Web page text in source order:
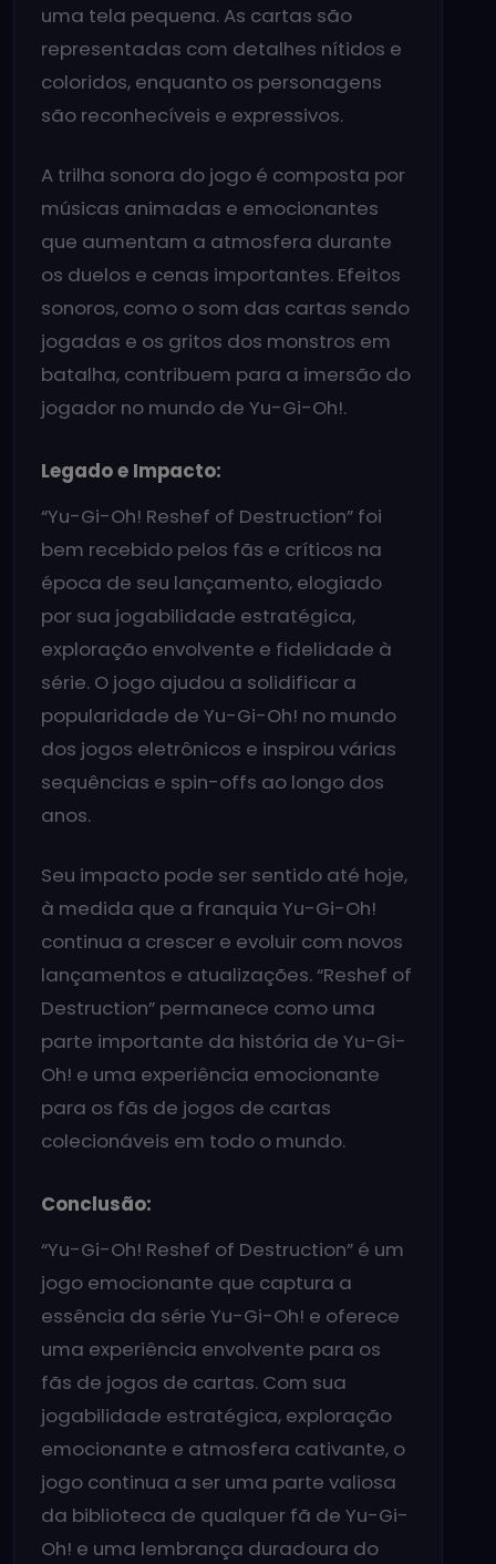
uma tela pequena. As cartas são
representadas com detalhes nítidos e
coloridos, enquanto os personagens
são reconhecíveis e expressivos.
A trilha sonora do jogo é composta por
músicas animadas e emocionantes
que aumentam a atmosfera durante
os duelos e cenas importantes. Efeitos
sonoros, como o som das cartas sendo
jogadas e os gritos dos monstros em
batalha, contribuem para a imersão do
jogador no mundo de Yu-Gi-Oh!.
Legado e Impacto:
“Yu-Gi-Oh! Reshef of Destruction” foi
bem recebido pelos fãs e críticos na
época de seu lançamento, elogiado
por sua jogabilidade estratégica,
exploração envolvente e fidelidade à
série. O jogo ajudou a solidificar a
popularidade de Yu-Gi-Oh! no mundo
dos jogos eletrônicos e inspirou várias
sequências e spin-offs ao longo dos
anos.
Seu impacto pode ser sentido até hoje,
à medida que a franquia Yu-Gi-Oh!
continua a crescer e evoluir com novos
lançamentos e atualizações. “Reshef of
Destruction” permanece como uma
parte importante da história de Yu-Gi-
Oh! e uma experiência emocionante
para os fãs de jogos de cartas
colecionáveis em todo o mundo.
Conclusão:
“Yu-Gi-Oh! Reshef of Destruction” é um
jogo emocionante que captura a
essência da série Yu-Gi-Oh! e oferece
uma experiência envolvente para os
fãs de jogos de cartas. Com sua
jogabilidade estratégica, exploração
emocionante e atmosfera cativante, o
jogo continua a ser uma parte valiosa
da biblioteca de qualquer fã de Yu-Gi-
Oh! e uma lembrança duradoura do